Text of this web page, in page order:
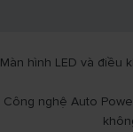
Màn hình LED và điều
Công nghệ Auto